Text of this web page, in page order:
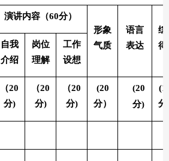
演讲内容（60分）
形象
气质
语言
表达
综
得
自我
介绍
岗位
理解
工作
设想
（20
分)
（20
分)
（20
分)
(20
分）
(20
分)
分